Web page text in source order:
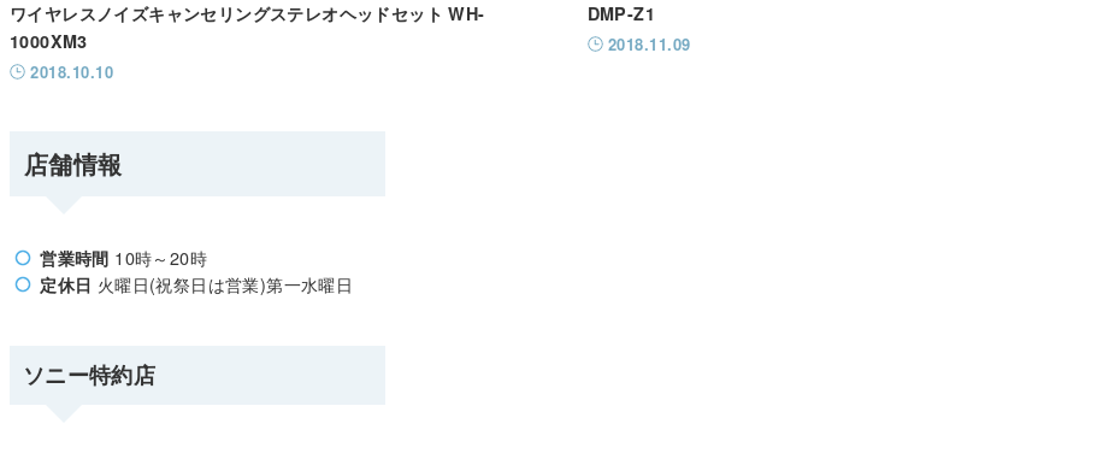
ワイヤレスノイズキャンセリングステレオヘッドセット WH-
1000XM3
2018.10.10
DMP-Z1
2018.11.09
店舗情報
営業時間 10時～20時
定休日 火曜日(祝祭日は営業)第一水曜日
ソニー特約店